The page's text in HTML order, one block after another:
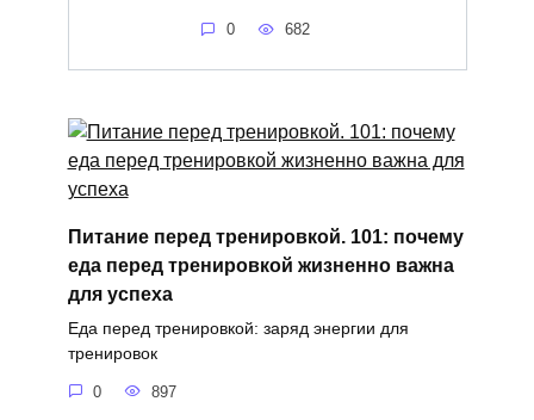
0 682
Питание перед тренировкой. 101: почему
еда перед тренировкой жизненно важна
для успеха
Еда перед тренировкой: заряд энергии для
тренировок
0 897